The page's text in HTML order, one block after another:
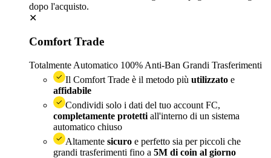
dopo l'acquisto.
✕
Comfort Trade
Totalmente Automatico 100% Anti-Ban Grandi Trasferimenti
Il Comfort Trade è il metodo più utilizzato e
affidabile
Condividi solo i dati del tuo account FC,
completamente protetti all'interno di un sistema
automatico chiuso
Altamente sicuro e perfetto sia per piccoli che
grandi trasferimenti fino a 5M di coin al giorno